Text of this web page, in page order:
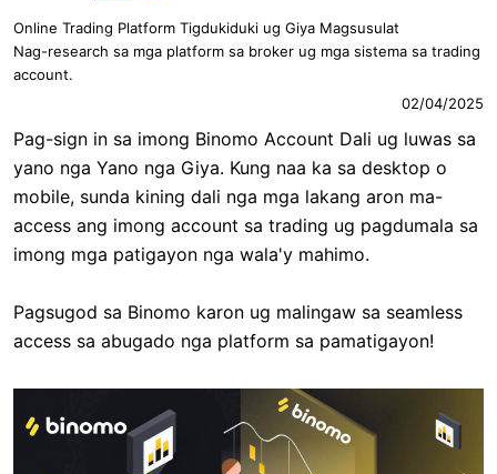
Online Trading Platform Tigdukiduki ug Giya Magsusulat
Nag-research sa mga platform sa broker ug mga sistema sa trading
account.
02/04/2025
Pag-sign in sa imong Binomo Account Dali ug luwas sa
yano nga Yano nga Giya. Kung naa ka sa desktop o
mobile, sunda kining dali nga mga lakang aron ma-
access ang imong account sa trading ug pagdumala sa
imong mga patigayon nga wala'y mahimo.
Pagsugod sa Binomo karon ug malingaw sa seamless
access sa abugado nga platform sa pamatigayon!